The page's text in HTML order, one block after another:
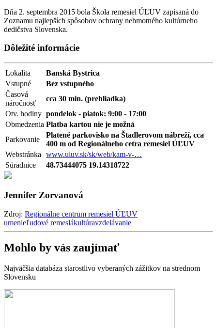
Dňa 2. septembra 2015 bola Škola remesiel ÚĽUV zapísaná do
Zoznamu najlepších spôsobov ochrany nehmotného kultúrneho
dedičstva Slovenska.
Dôležité informácie
Lokalita
Banská Bystrica
Vstupné
Bez vstupného
Časová
náročnosť
cca 30 min. (prehliadka)
Otv. hodiny pondelok - piatok: 9:00 - 17:00
Obmedzenia Platba kartou nie je možná
Parkovanie
Platené parkovisko na Štadlerovom nábreží, cca
400 m od Regionálneho cetra remesiel ÚĽUV
Webstránka
www.uluv.sk/sk/web/kam-v-…
Súradnice
48.73444075 19.14318722
Jennifer Zorvanová
Zdroj: Regionálne centrum remesiel ÚĽUV
umenieľudové remeslákultúravzdelávanie
Mohlo by vás zaujímať
Najväčšia databáza starostlivo vyberaných zážitkov na strednom
Slovensku